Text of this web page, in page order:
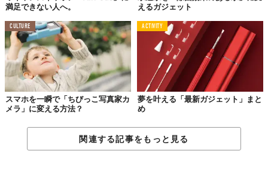
クラウドファンディングのKickstarterで、ことごとくサクセスを
達成した彼らのアイテム。気になる値段だが、レンズは$79.99(約
8,900円)〜で、ケースは$99.99(約11,000円)。他のアクセサリー
も含めて、彼らのWEBサイト から購入可能だ。
また、「MOMENTIST」と題するコラムがあり、写真の撮り方な
どを紹介していて、彼らの”カメラ”に対する本気度を感じずには
いられない。
満足できない人へ。
えるガジェット
CULTURE
スマホを一瞬で「ちびっこ写真家カ
メラ」に変える方法？
ACTIVITY
夢を叶える「最新ガジェット」まと
め
関連する記事をもっと見る